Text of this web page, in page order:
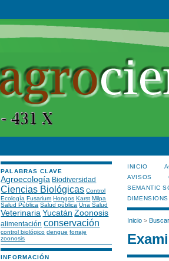
PALABRAS CLAVE
Agroecología Biodiversidad
Ciencias Biológicas Control
Ecología Fusarium Hongos Karst Milpa
Salud Pública Salud pública Una Salud
Veterinaria Yucatán Zoonosis
alimentación conservación
control biológico dengue forraje
zoonosis
INFORMACIÓN
INICIO
AVISOS
SEMANTIC
DIMENSIONS
Inicio >Buscar